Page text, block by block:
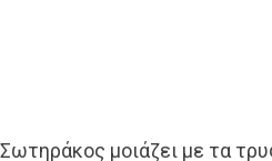
μοιάζει με τα